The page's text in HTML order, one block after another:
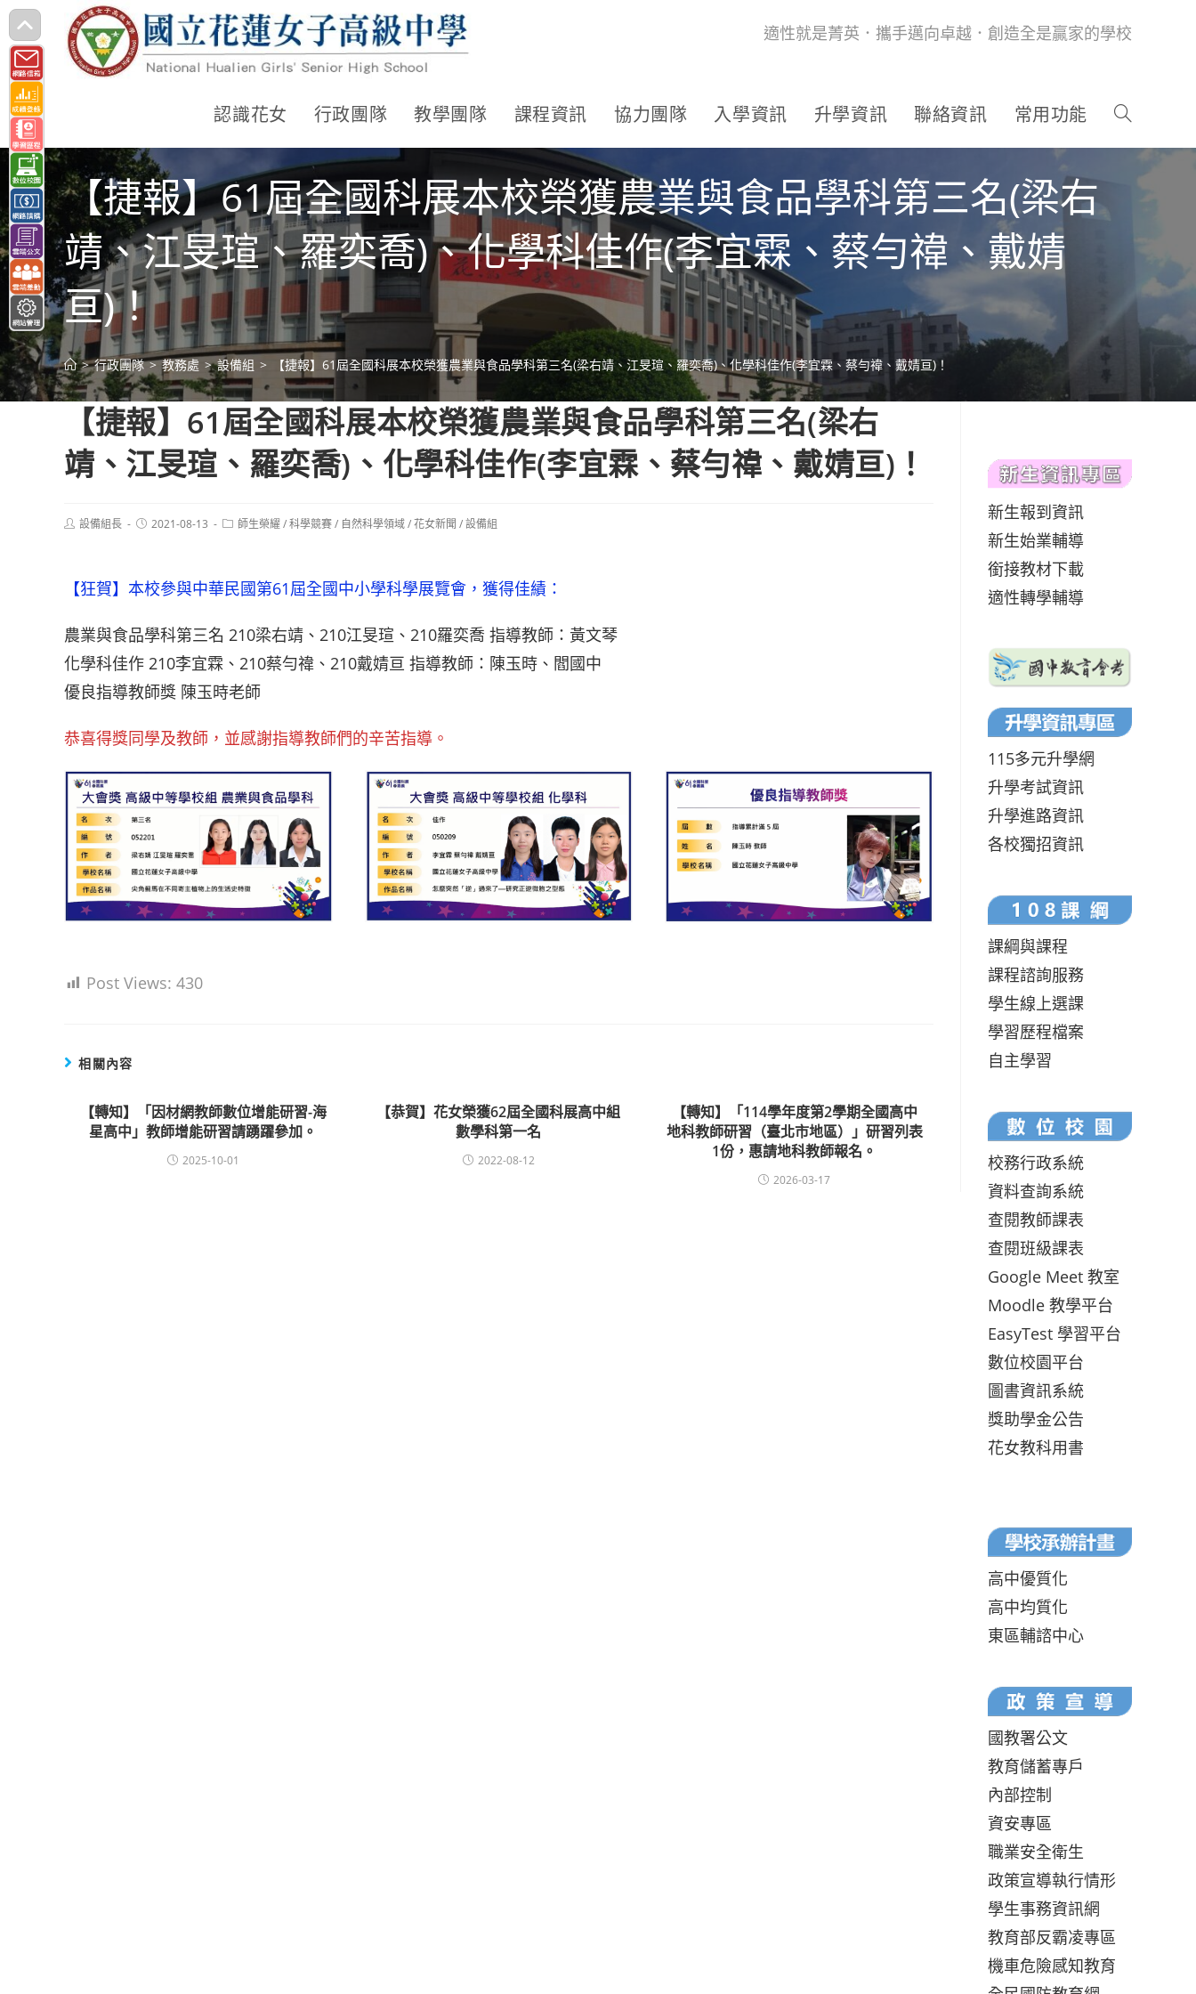
跳
轉
至
主
要
內
容
適性就是菁英．攜手邁向卓越．創造全是贏家的學校
認識花女 行政團隊 教學團隊 課程資訊 協力團隊 入學資訊 升學資訊 聯絡資訊 常用功能
【捷報】61屆全國科展本校榮獲農業與食品學科第三名(梁右
靖、江旻瑄、羅奕喬)、化學科佳作(李宜霖、蔡勻禕、戴婧
亘)！
> 行政團隊 > 教務處 > 設備組 > 【捷報】61屆全國科展本校榮獲農業與食品學科第三名(梁右靖、江旻瑄、羅奕喬)、化學科佳作(李宜霖、蔡勻禕、戴婧亘)！
【捷報】61屆全國科展本校榮獲農業與食品學科第三名(梁右
靖、江旻瑄、羅奕喬)、化學科佳作(李宜霖、蔡勻禕、戴婧亘)！
Post設備組長
Post2021-08-13
Post師生榮耀/科學競賽/ 自然科學領域/花女新聞 /設備組
【狂賀】本校參與中華民國第61屆全國中小學科學展覽會，獲得佳績：
農業與食品學科第三名 210梁右靖、210江旻瑄、210羅奕喬 指導教師：黃文琴
化學科佳作 210李宜霖、210蔡勻禕、210戴婧亘 指導教師：陳玉時、閻國中
優良指導教師獎 陳玉時老師
恭喜得獎同學及教師，並感謝指導教師們的辛苦指導。
Post Views: 430
相關內容
【轉知】「因材網教師數位增能研習-海
星高中」教師增能研習請踴躍參加。
2025-10-01
【恭賀】花女榮獲62屆全國科展高中組
數學科第一名
2022-08-12
【轉知】「114學年度第2學期全國高中
地科教師研習（臺北市地區）」研習列表
1份，惠請地科教師報名。
2026-03-17
新生報到資訊
新生始業輔導
銜接教材下載
適性轉學輔導
115多元升學網
升學考試資訊
升學進路資訊
各校獨招資訊
課綱與課程
課程諮詢服務
學生線上選課
學習歷程檔案
自主學習
校務行政系統
資料查詢系統
查閱教師課表
查閱班級課表
Google Meet 教室
Moodle 教學平台
EasyTest 學習平台
數位校園平台
圖書資訊系統
獎助學金公告
花女教科用書
高中優質化
高中均質化
東區輔諮中心
國教署公文
教育儲蓄專戶
內部控制
資安專區
職業安全衛生
政策宣導執行情形
學生事務資訊網
教育部反霸凌專區
機車危險感知教育